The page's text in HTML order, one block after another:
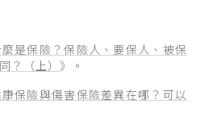
麼是保險？保險人、要保人、被保
？（上）》。
保險與傷害保險差異在哪？可以